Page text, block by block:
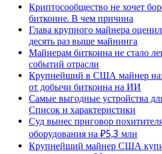
Криптосообщество не хочет
биткоине. В чем причина
Глава крупного майнера
десять раз выше майнинга
Майнерам биткоина не стало
событий отрасли
Крупнейший в США майнер
от добычи биткоина на ИИ
Самые выгодные устройства
Список и характеристики
Суд вынес приговор
оборудования на ₽5,3 млн
Крупнейший майнер США